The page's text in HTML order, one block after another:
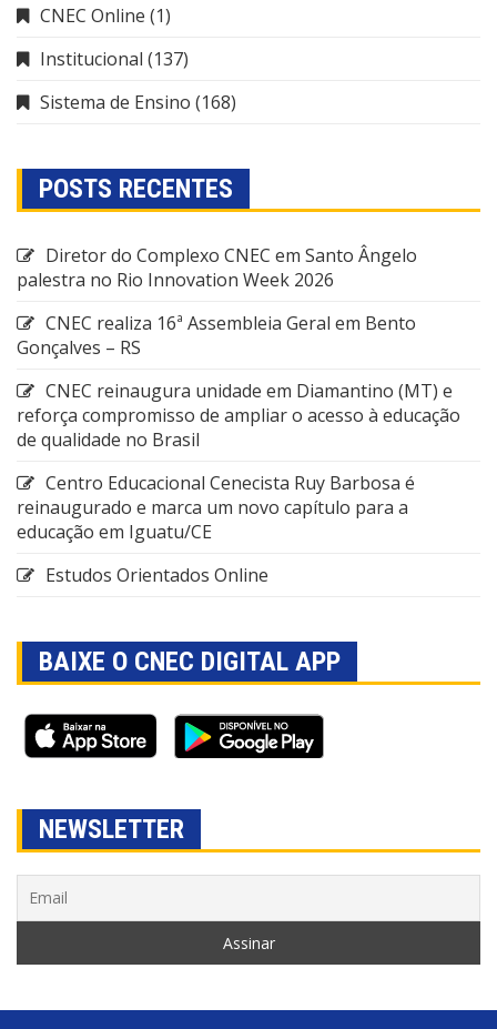
CNEC Online (1)
Institucional (137)
Sistema de Ensino (168)
POSTS RECENTES
Diretor do Complexo CNEC em Santo Ângelo
palestra no Rio Innovation Week 2026
CNEC realiza 16ª Assembleia Geral em Bento
Gonçalves – RS
CNEC reinaugura unidade em Diamantino (MT) e
reforça compromisso de ampliar o acesso à educação
de qualidade no Brasil
Centro Educacional Cenecista Ruy Barbosa é
reinaugurado e marca um novo capítulo para a
educação em Iguatu/CE
Estudos Orientados Online
BAIXE O CNEC DIGITAL APP
NEWSLETTER